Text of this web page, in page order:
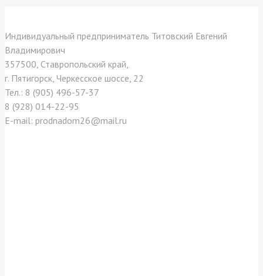
Индивидуальный предприниматель Титовский Евгений
Владимирович
357500, Ставропольский край,
г. Пятигорск, Черкесское шоссе, 22
Тел.: 8 (905) 496-57-37
8 (928) 014-22-95
E-mail: prodnadom26@mail.ru